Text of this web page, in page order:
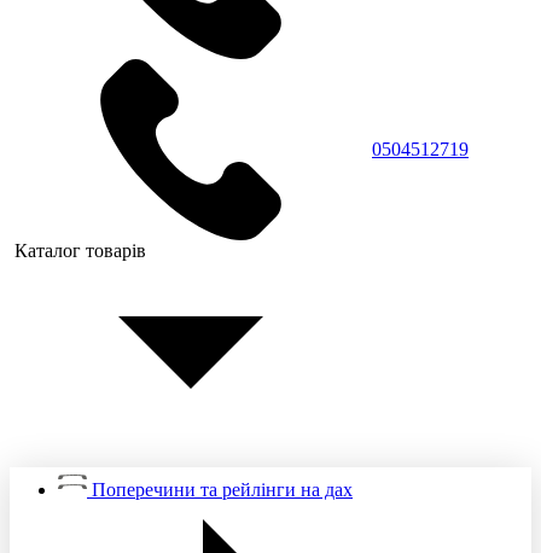
0504512719
Каталог товарів
Поперечини та рейлінги на дах